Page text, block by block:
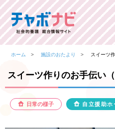
ホーム 施設のおたより スイーツ
スイーツ作りのお手伝い（
日常の様子 自立援助ホ